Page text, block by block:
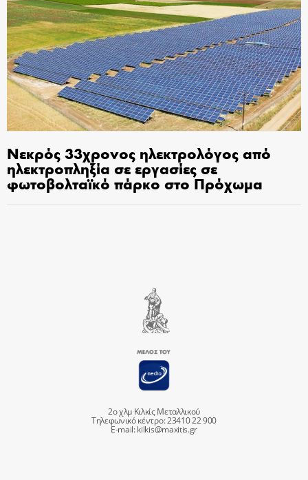
Νεκρός 33χρονος ηλεκτρολόγος από
ηλεκτροπληξία σε εργασίες σε
φωτοβολταϊκό πάρκο στο Πρόχωμα
2ο χλμ Κιλκίς Μεταλλικού
Τηλεφωνικό κέντρο: 23410 22 900
E-mail:kilkis@maxitis.gr